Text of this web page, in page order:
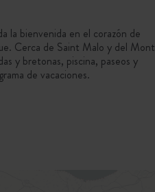
la bienvenida en el corazón de
Cerca de Saint Malo y del Mont
y bretonas, piscina, paseos y
de vacaciones.